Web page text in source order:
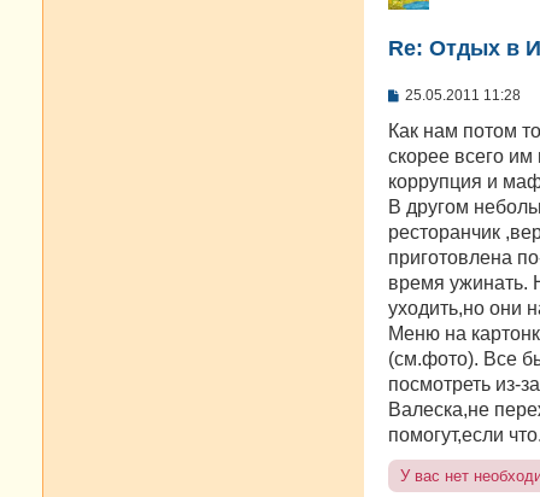
Re: Отдых в
С
о
щ
е
и
е
25.05.2011 11:28
Как нам потом
скорее всего им
коррупция и
В другом
ресторанчик
приготовлена
время ужинать.
уходить,но они
Меню на
(см.фото). Все
посмотреть из-
Валеска,не
помогут,если
У вас нет